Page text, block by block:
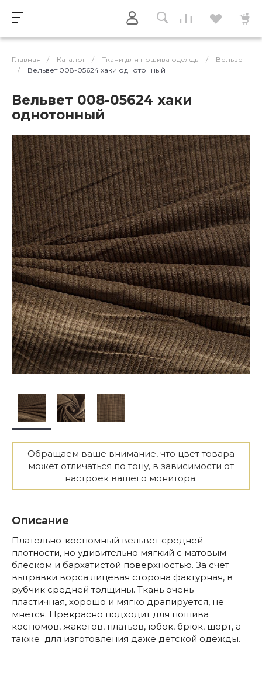
Главная / Каталог / Ткани для пошива одежды /
Вельвет
/
Вельвет 008-05624 хаки однотонный
Вельвет 008-05624 хаки
однотонный
Обращаем ваше внимание, что цвет товара
может отличаться по тону, в зависимости от
настроек вашего монитора.
Описание
Плательно-костюмный вельвет средней
плотности, но удивительно мягкий с матовым
блеском и бархатистой поверхностью. За счет
вытравки ворса лицевая сторона фактурная, в
рубчик средней толщины. Ткань очень
пластичная, хорошо и мягко драпируется, не
мнется. Прекрасно подходит для пошива
костюмов, жакетов, платьев, юбок, брюк, шорт, а
также для изготовления даже детской одежды.